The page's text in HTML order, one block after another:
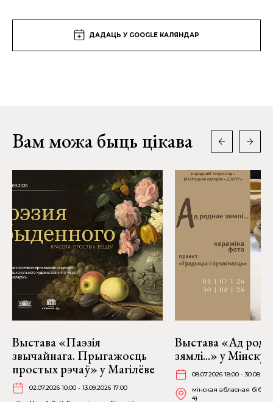
ДАДАЦЬ У GOOGLE КАЛЯНДАР
Вам можа быць цікава
Выстава «Паэзія
звычайнага. Прыгажосць
простых рэчаў» у Магілёве
02.07.2026 10:00 - 13.09.2026 17:00
Выстава «Ад
зямлі...» у Мінску
08.07.2026 18:00 -
мінская абласная
4)